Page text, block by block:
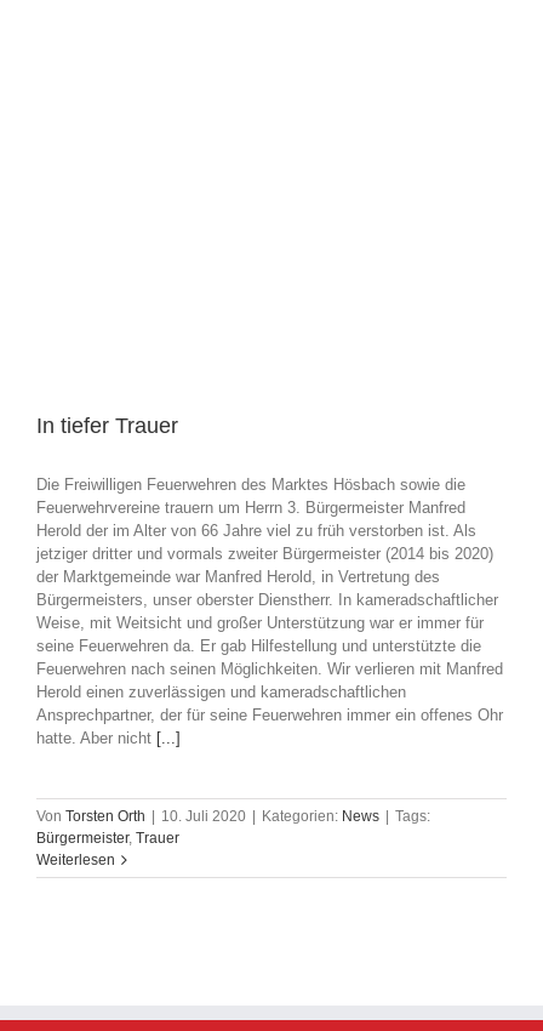
In tiefer Trauer
Die Freiwilligen Feuerwehren des Marktes Hösbach sowie die
Feuerwehrvereine trauern um Herrn 3. Bürgermeister Manfred
Herold der im Alter von 66 Jahre viel zu früh verstorben ist. Als
jetziger dritter und vormals zweiter Bürgermeister (2014 bis 2020)
der Marktgemeinde war Manfred Herold, in Vertretung des
Bürgermeisters, unser oberster Dienstherr. In kameradschaftlicher
Weise, mit Weitsicht und großer Unterstützung war er immer für
seine Feuerwehren da. Er gab Hilfestellung und unterstützte die
Feuerwehren nach seinen Möglichkeiten. Wir verlieren mit Manfred
Herold einen zuverlässigen und kameradschaftlichen
Ansprechpartner, der für seine Feuerwehren immer ein offenes Ohr
hatte. Aber nicht [...]
Von Torsten Orth 10. Juli 2020 Kategorien: News
Tags:
Bürgermeister, Trauer
Weiterlesen